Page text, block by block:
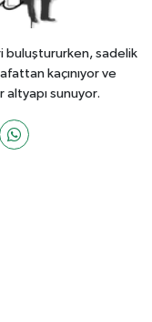
buluştururken, sadelik
kaçınıyor ve
sunuyor.